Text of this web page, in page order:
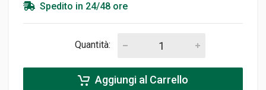
Spedito in 24/48 ore
Quantità:
Aggiungi al Carrello